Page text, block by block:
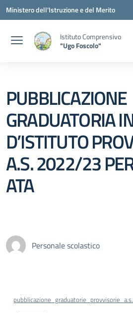
Vai ai contenuti
Vai al menu di navigazione
Vai al footer
Ministero dell'Istruzione e del Merito
Istituto Comprensivo
"Ugo Foscolo"
PUBBLICAZIONE
GRADUATORIA
D’ISTITUTO
A.S. 2022/23
ATA
Personale scolastico